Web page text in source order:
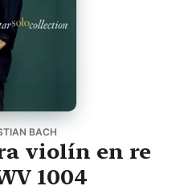
BACH
violín en re
1004